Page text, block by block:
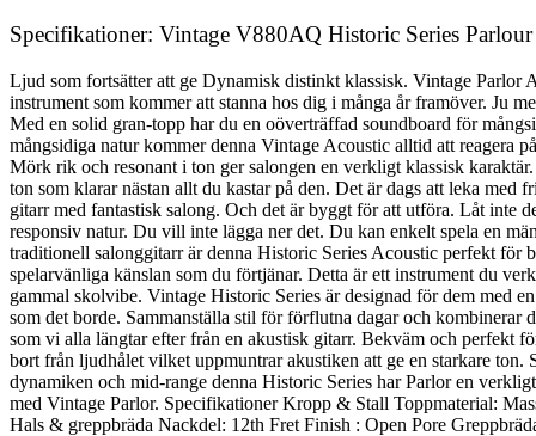
Specifikationer: Vintage V880AQ Historic Series
Ljud som fortsätter att ge Dynamisk distinkt klassisk. Vintage Parlor
instrument som kommer att stanna hos dig i många år framöver. Ju
Med en solid gran-topp har du en oöverträffad soundboard för
mångsidiga natur kommer denna Vintage Acoustic alltid att
Mörk rik och resonant i ton ger salongen en verkligt klassisk
ton som klarar nästan allt du kastar på den. Det är dags att leka
gitarr med fantastisk salong. Och det är byggt för att utföra. Låt inte
responsiv natur. Du vill inte lägga ner det. Du kan enkelt spela en
traditionell salonggitarr är denna Historic Series Acoustic perfekt för
spelarvänliga känslan som du förtjänar. Detta är ett instrument du
gammal skolvibe. Vintage Historic Series är designad för dem med
som det borde. Sammanställa stil för förflutna dagar och kombinerar
som vi alla längtar efter från en akustisk gitarr. Bekväm och perfekt
bort från ljudhålet vilket uppmuntrar akustiken att ge en starkare
dynamiken och mid-range denna Historic Series har Parlor en
med Vintage Parlor. Specifikationer Kropp & Stall Toppmaterial:
Hals & greppbräda Nackdel: 12th Fret Finish : Open Pore